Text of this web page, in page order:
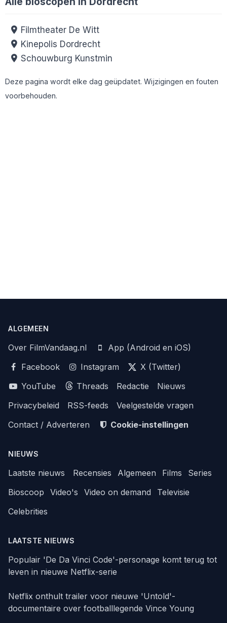
Filmtheater De Witt
Kinepolis Dordrecht
Schouwburg Kunstmin
Deze pagina wordt elke dag geüpdatet. Wijzigingen en fouten
voorbehouden.
ALGEMEEN
Over FilmVandaag.nl
App (Android en iOS)
Facebook
Instagram
X (Twitter)
YouTube
Threads Redactie
Nieuws
Privacybeleid
RSS-feeds
Veelgestelde vragen
Contact / Adverteren
Cookie-instellingen
NIEUWS
Laatste nieuws Recensies Algemeen Films
Series
Bioscoop
Video's Video on demand
Televisie
Celebrities
LAATSTE NIEUWS
Populair 'De Da Vinci Code'-personage komt terug tot
leven in nieuwe Netflix-serie
Netflix onthult trailer voor nieuwe 'Untold'-
documentaire over footballlegende Vince Young